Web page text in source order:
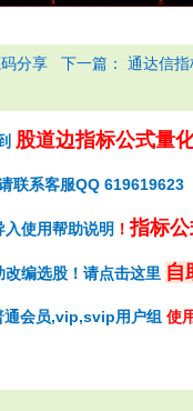
分享 下一篇： 通达信
股道边指标公式量
联系客服QQ 619619623
使用帮助说明 ！指标
编选股！请点击这里 自
通会员,vip,svip用户组 使